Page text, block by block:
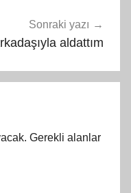
Sonraki yazı
aldattım
Gerekli alanlar